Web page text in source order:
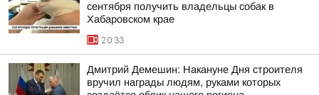
сентября получить владельцы собак в
Хабаровском крае
20:33
Дмитрий Демешин: Накануне Дня строителя
вручил награды людям, руками которых